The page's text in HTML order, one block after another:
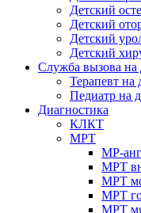
Детский
Детский
Детский
Детский
Служба вызова на
Терапевт на
Педиатр на
Диагностика
КЛКТ
МРТ
МР-
МРТ
МРТ
МРТ
МРТ